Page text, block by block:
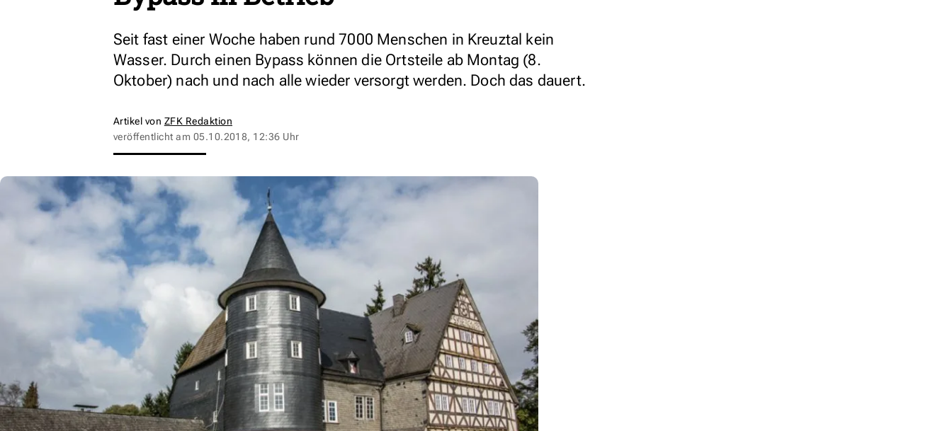
Seit fast einer Woche haben rund 7000 Menschen in Kreuztal kein
Wasser. Durch einen Bypass können die Ortsteile ab Montag (8.
Oktober) nach und nach alle wieder versorgt werden. Doch das dauert.
Artikel von ZFK Redaktion
veröffentlicht am 05.10.2018, 12:36 Uhr